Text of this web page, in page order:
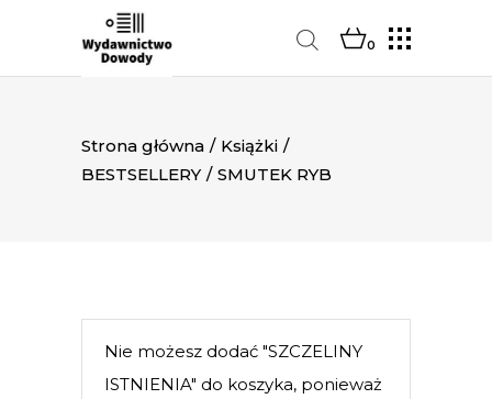
0
Strona główna / Książki /
BESTSELLERY / SMUTEK RYB
Nie możesz dodać "SZCZELINY
ISTNIENIA" do koszyka, ponieważ